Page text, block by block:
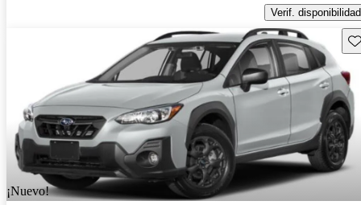
Verif. disponibilidad
¡Nuevo!